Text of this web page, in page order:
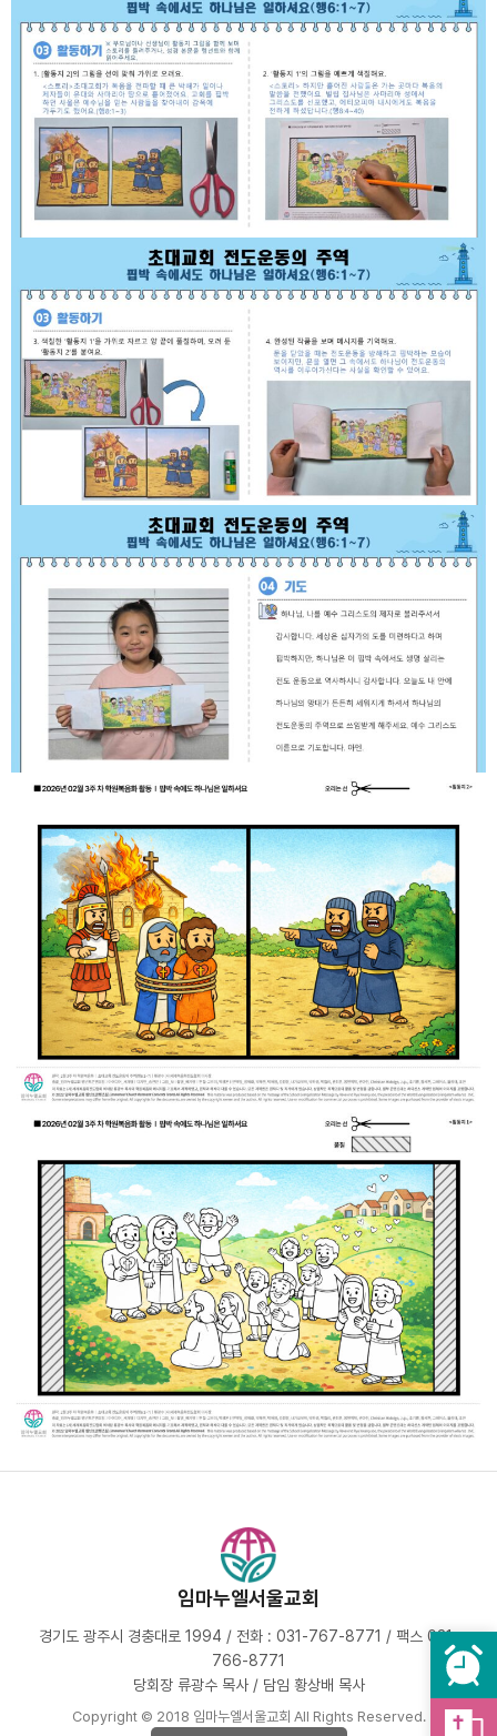
임마누엘서울교회
경기도 광주시 경충대로 1994 / 전화 : 031-767-8771 / 팩스 031-
766-8771
당회장 류광수 목사 / 담임 황상배 목사
Copyright © 2018 임마누엘서울교회 All Rights Reserved.